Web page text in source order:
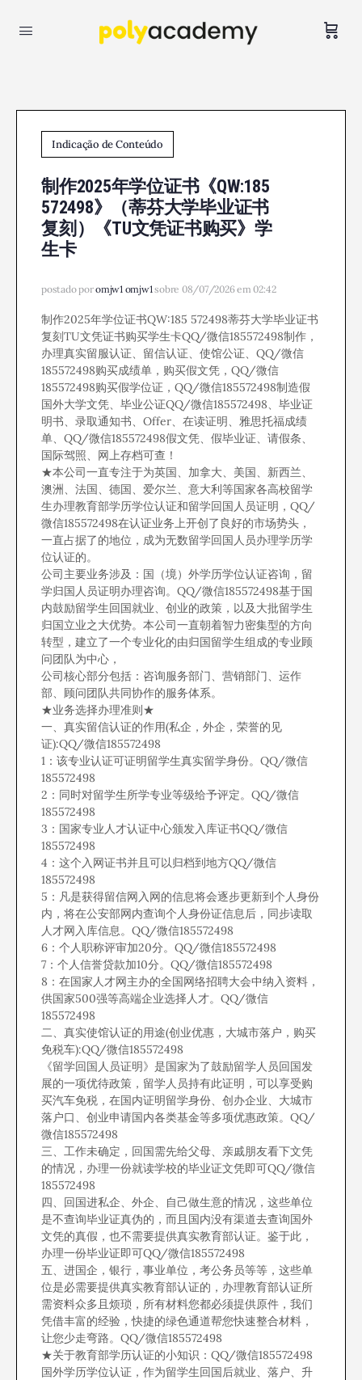
Indicação de Conteúdo
制作2025年学位证书《QW:185
572498》（蒂芬大学毕业证书
复刻）《TU文凭证书购买》学
生卡
postado poromjw1 omjw1sobre 08/07/2026 em 02:42
制作2025年学位证书QW:185 572498蒂芬大学毕业证书
复刻TU文凭证书购买学生卡QQ/微信185572498制作，
办理真实留服认证、留信认证、使馆公证、QQ/微信
185572498购买成绩单，购买假文凭，QQ/微信
185572498购买假学位证，QQ/微信185572498制造假
国外大学文凭、毕业公证QQ/微信185572498、毕业证
明书、录取通知书、Offer、在读证明、雅思托福成绩
单、QQ/微信185572498假文凭、假毕业证、请假条、
国际驾照、网上存档可查！
★本公司一直专注于为英国、加拿大、美国、新西兰、
澳洲、法国、德国、爱尔兰、意大利等国家各高校留学
生办理教育部学历学位认证和留学回国人员证明，QQ/
微信185572498在认证业务上开创了良好的市场势头，
一直占据了的地位，成为无数留学回国人员办理学历学
位认证的。
公司主要业务涉及：国（境）外学历学位认证咨询，留
学归国人员证明办理咨询。QQ/微信185572498基于国
内鼓励留学生回国就业、创业的政策，以及大批留学生
归国立业之大优势。本公司一直朝着智力密集型的方向
转型，建立了一个专业化的由归国留学生组成的专业顾
问团队为中心，
公司核心部分包括：咨询服务部门、营销部门、运作
部、顾问团队共同协作的服务体系。
★业务选择办理准则★
一、真实留信认证的作用(私企，外企，荣誉的见
证):QQ/微信185572498
1：该专业认证可证明留学生真实留学身份。QQ/微信
185572498
2：同时对留学生所学专业等级给予评定。QQ/微信
185572498
3：国家专业人才认证中心颁发入库证书QQ/微信
185572498
4：这个入网证书并且可以归档到地方QQ/微信
185572498
5：凡是获得留信网入网的信息将会逐步更新到个人身份
内，将在公安部网内查询个人身份证信息后，同步读取
人才网入库信息。QQ/微信185572498
6：个人职称评审加20分。QQ/微信185572498
7：个人信誉贷款加10分。QQ/微信185572498
8：在国家人才网主办的全国网络招聘大会中纳入资料，
供国家500强等高端企业选择人才。QQ/微信
185572498
二、真实使馆认证的用途(创业优惠，大城市落户，购买
免税车):QQ/微信185572498
《留学回国人员证明》是国家为了鼓励留学人员回国发
展的一项优待政策，留学人员持有此证明，可以享受购
买汽车免税，在国内证明留学身份、创办企业、大城市
落户口、创业申请国内各类基金等多项优惠政策。QQ/
微信185572498
三、工作未确定，回国需先给父母、亲戚朋友看下文凭
的情况，办理一份就读学校的毕业证文凭即可QQ/微信
185572498
四、回国进私企、外企、自己做生意的情况，这些单位
是不查询毕业证真伪的，而且国内没有渠道去查询国外
文凭的真假，也不需要提供真实教育部认证。鉴于此，
办理一份毕业证即可QQ/微信185572498
五、进国企，银行，事业单位，考公务员等等，这些单
位是必需要提供真实教育部认证的，办理教育部认证所
需资料众多且烦琐，所有材料您都必须提供原件，我们
凭借丰富的经验，快捷的绿色通道帮您快速整合材料，
让您少走弯路。QQ/微信185572498
★关于教育部学历认证的小知识：QQ/微信185572498
国外学历学位认证，作为留学生回国后就业、落户、升